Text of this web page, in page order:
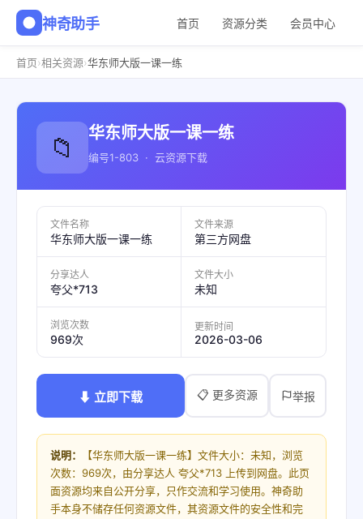
神奇助手 首页 资源分类 会员中心
首页›相关资源›华东师大版一课一练
📁 华东师大版一课一练
编号1-803 · 云资源下载
文件名称
华东师大版一课一练
文件来源
第三方网盘
分享达人
夸父*713
文件大小
未知
浏览次数
969次
更新时间
2026-03-06
⬇ 立即下载 📋 更多资源 举报
说明：
【华东师大版一课一练】文件大小：未知，浏览
次数：969次，由分享达人 夸父*713 上传到网盘。此页
面资源均来自公开分享，只作交流和学习使用。神奇助
手本身不储存任何资源文件，其资源文件的安全性和完